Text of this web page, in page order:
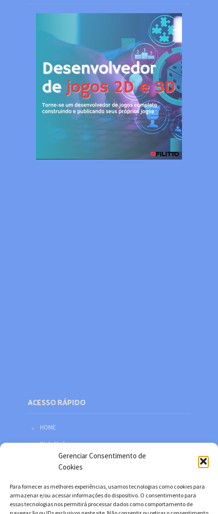
Gerenciar Consentimento de
Cookies
Para fornecer as melhores experiências, usamos tecnologias como cookies para
armazenar e/ou acessar informações do dispositivo. O consentimento para
essas tecnologias nos permitirá processar dados como comportamento de
ACESSO RÁPIDO
HOME
Web Mail
Política de privacidade
Facebook
Twitter